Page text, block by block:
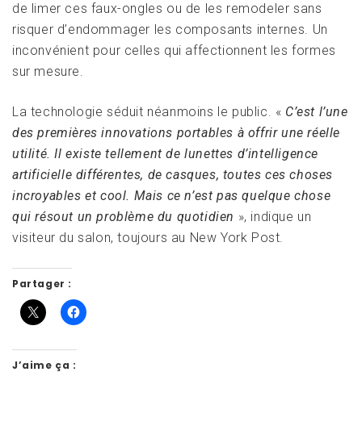
de limer ces faux-ongles ou de les remodeler sans
risquer d’endommager les composants internes. Un
inconvénient pour celles qui affectionnent les formes
sur mesure.
La technologie séduit néanmoins le public. « C’est l’une
des premières innovations portables à offrir une réelle
utilité. Il existe tellement de lunettes d’intelligence
artificielle différentes, de casques, toutes ces choses
incroyables et cool. Mais ce n’est pas quelque chose
qui résout un problème du quotidien », indique un
visiteur du salon, toujours au New York Post.
Partager :
J’aime ça :